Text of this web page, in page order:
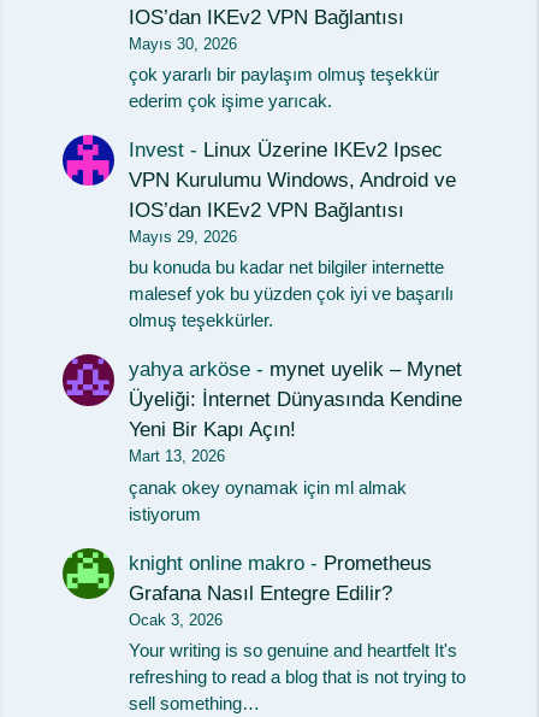
IOS’dan IKEv2 VPN Bağlantısı
Mayıs 30, 2026
çok yararlı bir paylaşım olmuş teşekkür
ederim çok işime yarıcak.
Invest - Linux Üzerine IKEv2 Ipsec
VPN Kurulumu Windows, Android ve
IOS’dan IKEv2 VPN Bağlantısı
Mayıs 29, 2026
bu konuda bu kadar net bilgiler internette
malesef yok bu yüzden çok iyi ve başarılı
olmuş teşekkürler.
yahya arköse - mynet uyelik – Mynet
Üyeliği: İnternet Dünyasında Kendine
Yeni Bir Kapı Açın!
Mart 13, 2026
çanak okey oynamak için ml almak
istiyorum
knight online makro - Prometheus
Grafana Nasıl Entegre Edilir?
Ocak 3, 2026
Your writing is so genuine and heartfelt It's
refreshing to read a blog that is not trying to
sell something…